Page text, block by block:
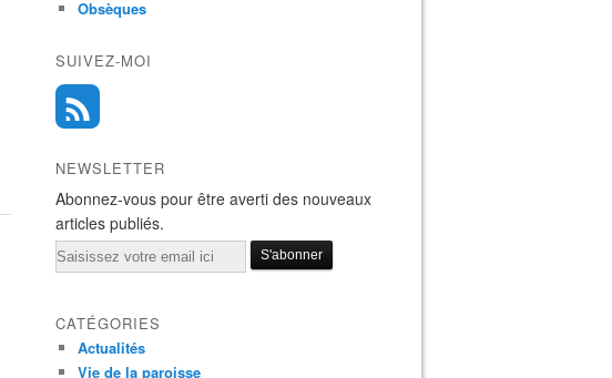
Obsèques
SUIVEZ-MOI
NEWSLETTER
Abonnez-vous pour être averti des nouveaux
articles publiés.
Email
CATÉGORIES
Actualités
Vie de la paroisse